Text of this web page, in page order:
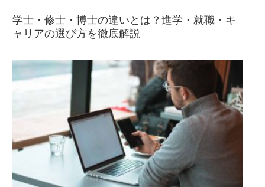
学士・修士・博士の違いとは？進学・就職・キ
ャリアの選び方を徹底解説